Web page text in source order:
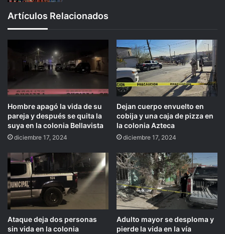
Artículos Relacionados
Hombre apagó la vida de su
pareja y después se quita la
suya en la colonia Bellavista
diciembre 17, 2024
Dejan cuerpo envuelto en
cobija y una caja de pizza en
la colonia Azteca
diciembre 17, 2024
Ataque deja dos personas
sin vida en la colonia
Adulto mayor se desploma y
pierde la vida en la vía